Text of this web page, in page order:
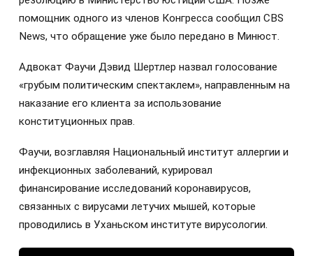
помощник одного из членов Конгресса сообщил CBS
News, что обращение уже было передано в Минюст.
Адвокат Фаучи Дэвид Шертлер назвал голосование
«грубым политическим спектаклем», направленным на
наказание его клиента за использование
конституционных прав.
Фаучи, возглавляя Национальный институт аллергии и
инфекционных заболеваний, курировал
финансирование исследований коронавирусов,
связанных с вирусами летучих мышей, которые
проводились в Уханьском институте вирусологии.